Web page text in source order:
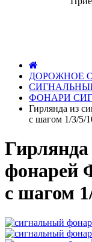
ДОРОЖНОЕ
ФОНАРИ
Гирлянда из
с шагом 1/3/5/
фонарей
с шагом